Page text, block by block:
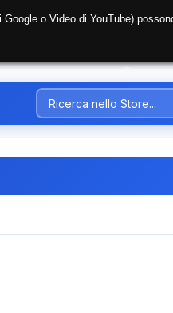
o Video di YouTube)